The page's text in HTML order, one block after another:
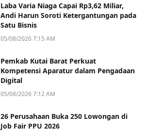
Laba Varia Niaga Capai Rp3,62 Miliar,
Andi Harun Soroti Ketergantungan pada
Satu Bisnis
05/08/2026 7:15 AM
Pemkab Kutai Barat Perkuat
Kompetensi Aparatur dalam Pengadaan
Digital
05/08/2026 7:12 AM
26 Perusahaan Buka 250 Lowongan di
Job Fair PPU 2026